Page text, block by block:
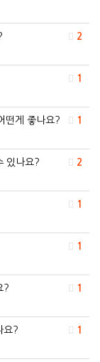
2
1
1
떤게 좋나요?
2
있나요?
1
1
1
?
1
요?